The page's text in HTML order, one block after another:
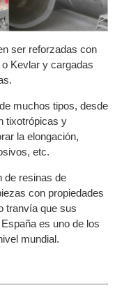
ser reforzadas con
Kevlar y cargadas
muchos tipos, desde
tixotrópicas y
la elongación,
etc.
de resinas de
con propiedades
tranvía que sus
es uno de los
mundial.